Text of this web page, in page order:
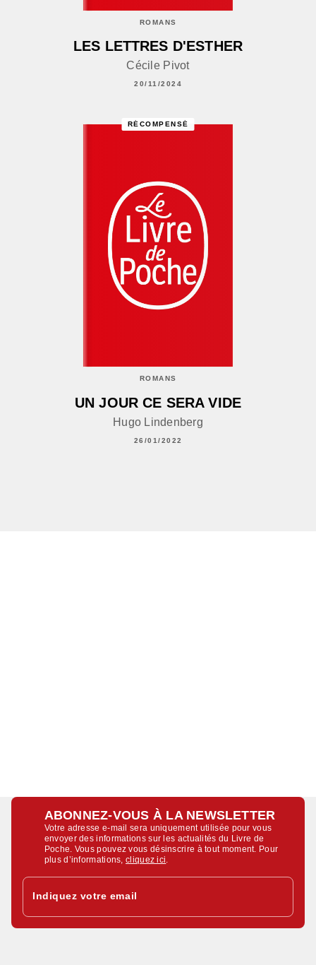
ROMANS
LES LETTRES D'ESTHER
Cécile Pivot
20/11/2024
RÉCOMPENSÉ
ROMANS
UN JOUR CE SERA VIDE
Hugo Lindenberg
26/01/2022
ABONNEZ-VOUS À LA NEWSLETTER
Votre adresse e-mail sera uniquement utilisée pour vous
envoyer des informations sur les actualités du Livre de
Poche. Vous pouvez vous désinscrire à tout moment. Pour
plus d’informations,cliquez ici
Indiquez votre email